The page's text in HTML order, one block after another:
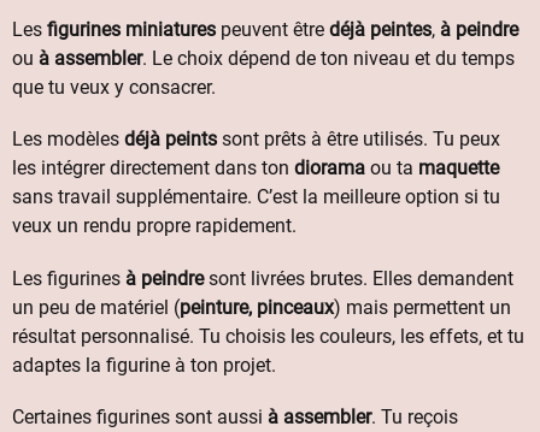
Les figurines miniatures peuvent être déjà peintes, à peindre
ou à assembler. Le choix dépend de ton niveau et du temps
que tu veux y consacrer.
Les modèles déjà peints sont prêts à être utilisés. Tu peux
les intégrer directement dans ton diorama ou ta maquette
sans travail supplémentaire. C’est la meilleure option si tu
veux un rendu propre rapidement.
Les figurines à peindresont livrées brutes. Elles demandent
un peu de matériel (peinture, pinceaux) mais permettent un
résultat personnalisé. Tu choisis les couleurs, les effets, et tu
adaptes la figurine à ton projet.
Certaines figurines sont aussi à assembler. Tu reçois